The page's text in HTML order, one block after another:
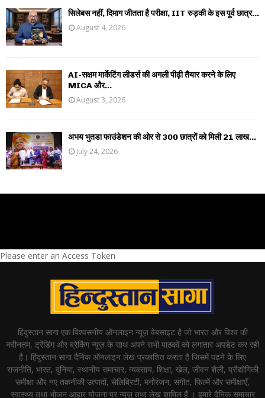
सिलेबस नहीं, दिमाग जीतता है परीक्षा, IIT रुड़की के इस पूर्व छात्र...
August 4, 2026
AI-सक्षम मार्केटिंग लीडर्स की अगली पीढ़ी तैयार करने के लिए
MICA और...
August 3, 2026
अभय भुतडा फाउंडेशन की ओर से 300 छात्रों को मिली 21 लाख...
July 24, 2026
Please enter an Access Token
हिंदुस्तान सागा एक विश्वसनीय ऑनलाइन न्यूज़ वेबसाइट है जो भारत और विश्व की
नवीनतम, ट्रेंडिंग और ब्रेकिंग न्यूज़ के साथ अपने सभी पाठकों को लगातार अपडेट कर रही
है। हिंदुस्तान सागा दैनिक ऑनलाइन लेख प्रकाशित करता है जिसमें पढ़ने के लिए
राजनीति, भारत, दुनिया, स्थानीय समाचार, व्यवसाय, शिक्षा, खेल, जीवन शैली, प्रौद्योगिकी
समीक्षा और नए तकनीकी उत्पादों, सेलिब्रिटी, मनोरंजन, संगीत, फिल्में और समीक्षाएँ,
स्वास्थ्य तथा भोजन आहार योजना पर न्यूज़ तथा लेख शामिल हैं । हमारे दैनिक समाचार